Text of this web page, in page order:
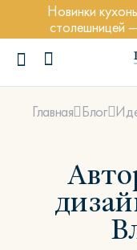
Новинки
столешницей
ПОПУЛЯРНЫЕ
Главная Блог